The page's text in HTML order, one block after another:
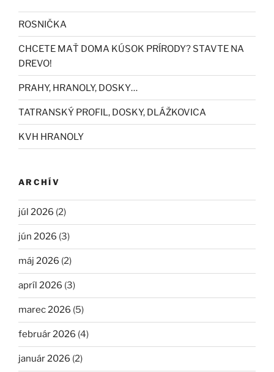
ROSNIČKA
CHCETE MAŤ DOMA KÚSOK PRÍRODY? STAVTE NA
DREVO!
PRAHY, HRANOLY, DOSKY…
TATRANSKÝ PROFIL, DOSKY, DLÁŽKOVICA
KVH HRANOLY
ARCHÍV
júl 2026 (2)
jún 2026 (3)
máj 2026 (2)
apríl 2026 (3)
marec 2026 (5)
február 2026 (4)
január 2026 (2)